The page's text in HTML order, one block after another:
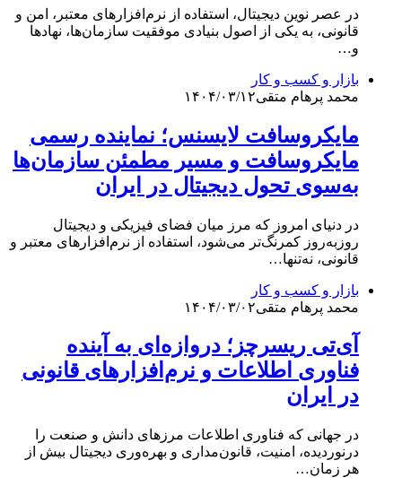
در عصر نوین دیجیتال، استفاده از نرم‌افزارهای معتبر، امن و
قانونی، به یکی از اصول بنیادی موفقیت سازمان‌ها، نهادها
و…
بازار و کسب و کار
محمد پرهام متقی۱۴۰۴/۰۳/۱۲
مایکروسافت لایسنس؛ نماینده رسمی
مایکروسافت و مسیر مطمئن سازمان‌ها
به‌سوی تحول دیجیتال در ایران
در دنیای امروز که مرز میان فضای فیزیکی و دیجیتال
روزبه‌روز کمرنگ‌تر می‌شود، استفاده از نرم‌افزارهای معتبر و
قانونی، نه‌تنها…
بازار و کسب و کار
محمد پرهام متقی۱۴۰۴/۰۳/۰۲
آی‌تی ریسرچز؛ دروازه‌ای به آینده
فناوری اطلاعات و نرم‌افزارهای قانونی
در ایران
در جهانی که فناوری اطلاعات مرزهای دانش و صنعت را
درنوردیده، امنیت، قانون‌مداری و بهره‌وری دیجیتال بیش از
هر زمان…